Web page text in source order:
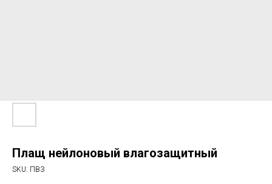
Плащ нейлоновый влагозащитный
SKU: ПВЗ